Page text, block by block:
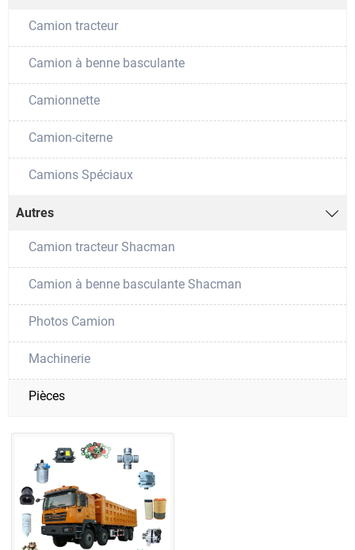
Camion tracteur
Camion à benne basculante
Camionnette
Camion-citerne
Camions Spéciaux
Autres 
Camion tracteur Shacman
Camion à benne basculante Shacman
Photos Camion
Machinerie
Pièces